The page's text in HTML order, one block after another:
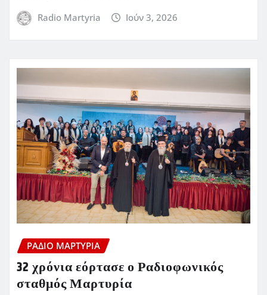
Radio Martyria Ιούν 3, 2026
ΡΆΔΙΟ ΜΑΡΤΥΡΊΑ
32 χρόνια εόρτασε ο Ραδιοφωνικός
σταθμός Μαρτυρία